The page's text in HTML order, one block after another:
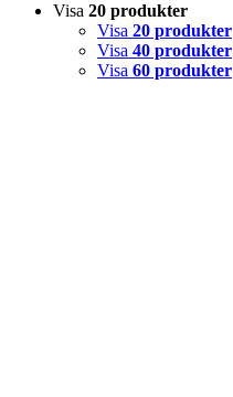
Visa 20 produkter
Visa 20 produkter
Visa 40 produkter
Visa 60 produkter